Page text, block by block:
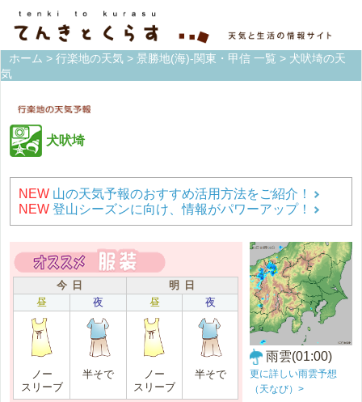
ホーム > 行楽地の天気 > 景勝地(海)-関東・甲信 一覧 > 犬吠埼の天
気
犬吠埼
NEW 山の天気予報のおすすめ活用方法をご紹介！
NEW 登山シーズンに向け、情報がパワーアップ！
今 日
明 日
昼
夜 昼 夜
ノー
スリーブ
半そで
ノー
スリーブ
半そで
雨雲(01:00)
更に詳しい雨雲予想
（天なび）>